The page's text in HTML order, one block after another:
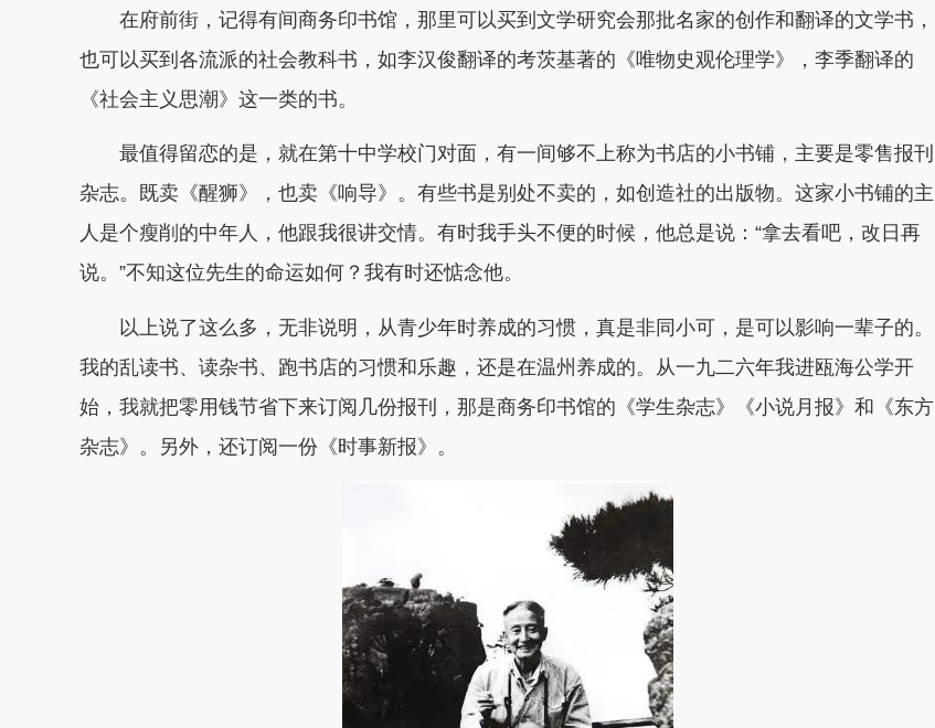
在府前街，记得有间商务印书馆，那里可以买到文学研究会那批名家的创作和翻译的文学书，
也可以买到各流派的社会教科书，如李汉俊翻译的考茨基著的《唯物史观伦理学》，李季翻译的
《社会主义思潮》这一类的书。
最值得留恋的是，就在第十中学校门对面，有一间够不上称为书店的小书铺，主要是零售报刊
杂志。 既卖《醒狮》，也卖《响导》。 有些书是别处不卖的，如创造社的出版物。 这家小书铺的主
人是个瘦削的中年人，他跟我很讲交情。 有时我手头不便的时候，他总是说： “拿去看吧，改日再
说。 ”不知这位先生的命运如何？ 我有时还惦念他。
以上说了这么多，无非说明，从青少年时养成的习惯，真是非同小可，是可以影响一辈子的。
我的乱读书、读杂书、跑书店的习惯和乐趣，还是在温州养成的。从一九二六年我进瓯海公学开
始，我就把零用钱节省下来订阅几份报刊，那是商务印书馆的《学生杂志》《小说月报》和《东方
杂志》。另外，还订阅一份《时事新报》。